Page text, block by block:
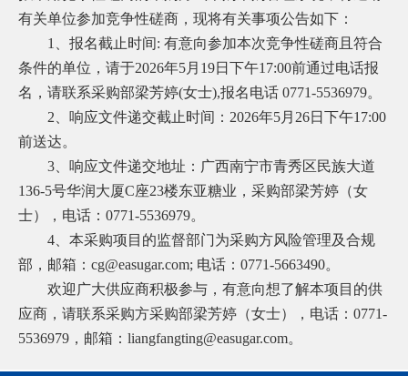
有关单位参加竞争性磋商，现将有关事项公告如下 ：
1
、报名截止时间: 有意向参加本次竞争性磋商且符合
条件的单位，请于2026年5月 19日下午17:00前通过电话报
名，请联系采购部梁芳婷(女士),报名电话 0771-5536979。
2 、响应文件递交截止时间： 2026年5月 26日下午17:00
前送达。
3 、响应文件递交地址：广西南宁市青秀区民族大道
136-5号华润大厦C座23楼东亚糖业，采购部梁芳婷（女
士），电话： 0771-5536979。
4 、本采购项目的监督部门为采购方风险管理及合规
部，邮箱： cg@easugar.com; 电话： 0771-5663490。
欢迎广大供应商积极参与，有意向想了解本项目的供
应商，请联系采购方采购部梁芳婷（女士），电话： 0771-
5536979 ，邮箱： liangfangting@easugar.com。